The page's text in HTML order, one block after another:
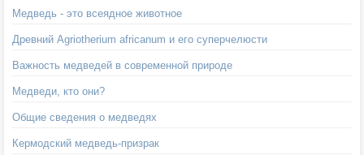
Медведь - это всеядное животное
Древний Agriotherium africanum и его суперчелюсти
Важность медведей в современной природе
Медведи, кто они?
Общие сведения о медведях
Кермодский медведь-призрак